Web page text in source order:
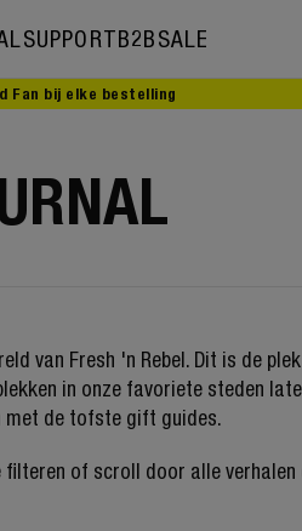
SUPPORTB2BSALE
Fan bij elke bestelling
van Fresh 'n Rebel. Dit is de
in onze favoriete steden
met de tofste gift guides.
of scroll door alle verhalen